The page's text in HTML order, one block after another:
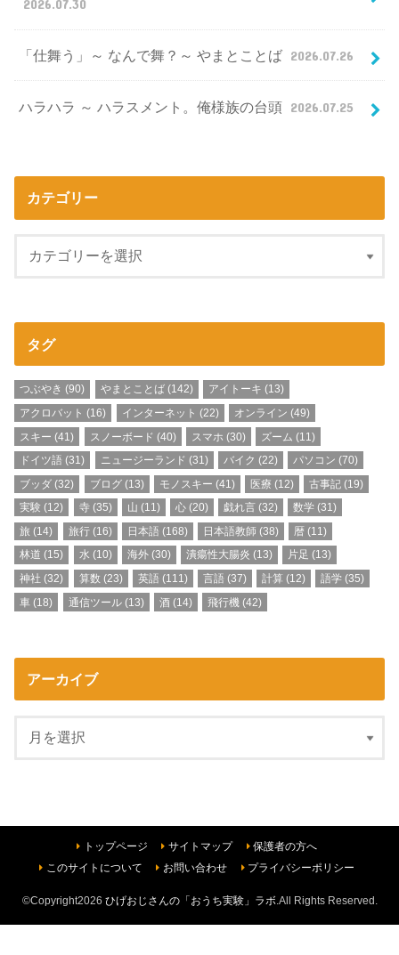
2026.07.30
「仕舞う」～ なんで舞？～ やまとことば 2026.07.26
ハラハラ ～ ハラスメント。俺様族の台頭 2026.07.25
カテゴリー
タグ
つぶやき (90) やまとことば(142) アイトーキ (13)
アクロバット (16) インターネット (22) オンライン (49)
スキー (41) スノーボード (40) スマホ (30) ズーム (11)
ドイツ語 (31) ニュージーランド (31) バイク (22) パソコン (70)
ブッダ (32) ブログ(13) モノスキー (41) 医療 (12) 古事記 (19)
実験 (12) 寺(35) 山 (11) 心 (20) 戯れ言 (32) 数学 (31)
旅 (14) 旅行(16) 日本語 (168) 日本語教師 (38) 暦 (11)
林道 (15) 水 (10) 海外(30) 潰瘍性大腸炎 (13) 片足 (13)
神社 (32) 算数 (23) 英語 (111) 言語 (37) 計算 (12) 語学 (35)
車 (18) 通信ツール(13) 酒(14) 飛行機 (42)
アーカイブ
トップページ サイトマップ
保護者の方へ
このサイトについて
お問い合わせ プライバシーポリシー
©Copyright2026 ひげおじさんの「おうち実験」ラボ.All Rights Reserved.